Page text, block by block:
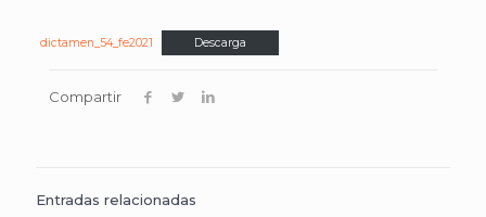
dictamen_54_fe2021 Descarga
Compartir
Entradas relacionadas